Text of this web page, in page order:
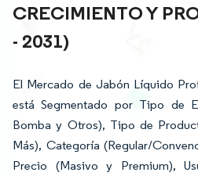
CRECIMIENTO Y
- 2031)
El Mercado de Jabón Líquido
está Segmentado por Tipo de
Bomba y Otros), Tipo de
Más), Categoría (Regular/
Precio (Masivo y Premium),